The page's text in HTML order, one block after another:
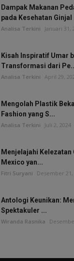
Dampak Makanan
pada Kesehatan Ginjal
Analisa Terkini Januari 31,
Kisah Inspiratif Umar
Transformasi dari
Analisa Terkini April 29,
Mengolah Plastik
Fashion yang S...
Analisa Terkini Juli 2, 2024
Menjelajahi
Mexico yan...
Fitri Suryani Desember 21,
Antologi Keunikan:
Spektakuler ...
Wiranda Rasnika